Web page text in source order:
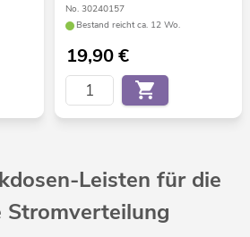
No. 30240157
Bestand reicht ca. 12 Wo.
19,90€
Leisten für die
Stromverteilung